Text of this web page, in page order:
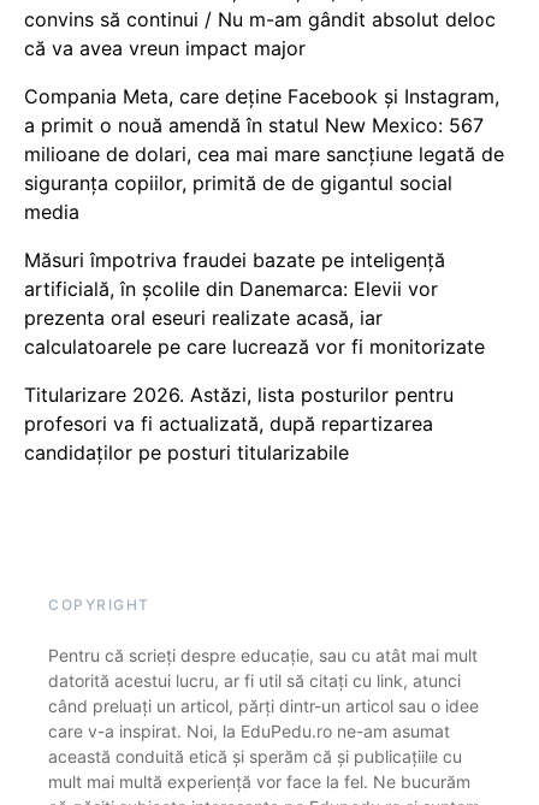
convins să continui / Nu m-am gândit absolut deloc
că va avea vreun impact major
Compania Meta, care deține Facebook și Instagram,
a primit o nouă amendă în statul New Mexico: 567
milioane de dolari, cea mai mare sancțiune legată de
siguranța copiilor, primită de de gigantul social
media
Măsuri împotriva fraudei bazate pe inteligență
artificială, în școlile din Danemarca: Elevii vor
prezenta oral eseuri realizate acasă, iar
calculatoarele pe care lucrează vor fi monitorizate
Titularizare 2026. Astăzi, lista posturilor pentru
profesori va fi actualizată, după repartizarea
candidaților pe posturi titularizabile
COPYRIGHT
Pentru că scrieți despre educație, sau cu atât mai mult
datorită acestui lucru, ar fi util să citați cu link, atunci
când preluați un articol, părți dintr-un articol sau o idee
care v-a inspirat. Noi, la EduPedu.ro ne-am asumat
această conduită etică și sperăm că și publicațiile cu
mult mai multă experiență vor face la fel. Ne bucurăm